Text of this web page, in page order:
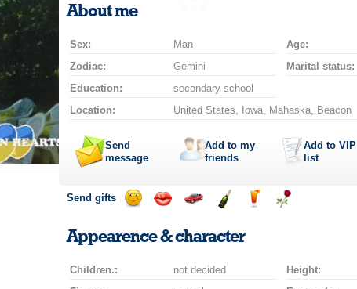
About me
Sex: Man Age:
Zodiac:
Gemini Marital status:
Education:
secondary school
Location:
United States, Iowa, Mahaska, Beacon
Send
message
Add to my
friends
Add to VIP
list
Send gifts
kiss
for
a
drive
champagne
Appearence & character
Children.: not decided Height: